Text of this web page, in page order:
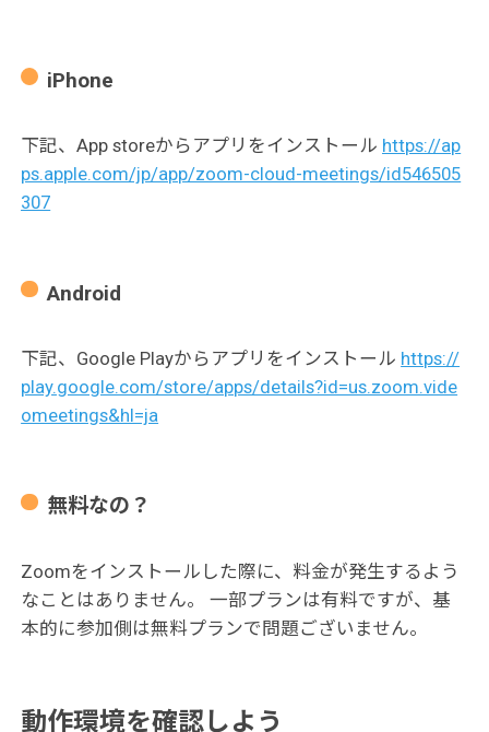
iPhone
下記、App storeからアプリをインストール https://ap
ps.apple.com/jp/app/zoom-cloud-meetings/id546505
307
Android
下記、Google Playからアプリをインストール https://
play.google.com/store/apps/details?id=us.zoom.vide
omeetings&hl=ja
無料なの？
Zoomをインストールした際に、料金が発生するよう
なことはありません。 一部プランは有料ですが、基
本的に参加側は無料プランで問題ございません。
動作環境を確認しよう